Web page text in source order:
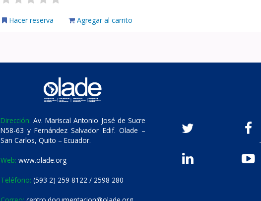
Hacer reserva Agregar al carrito
Dirección: Av. Mariscal Antonio José de Sucre
N58-63 y Fernández Salvador Edif. Olade –
San Carlos, Quito – Ecuador.
Web: www.olade.org
Teléfono: (593 2) 259 8122 / 2598 280